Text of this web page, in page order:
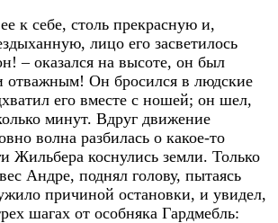
к себе, столь прекрасную и,
лицо его засветилось
– оказался на высоте, он был
Он бросился в людские
его вместе с ношей; он шел,
минут. Вдруг движение
волна разбилась о какое-то
Жильбера коснулись земли. Только
Андре, поднял голову, пытаясь
причиной остановки, и увидел,
шагах от особняка Гардмебль: